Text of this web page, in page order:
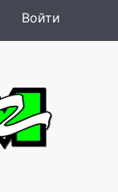
Войти